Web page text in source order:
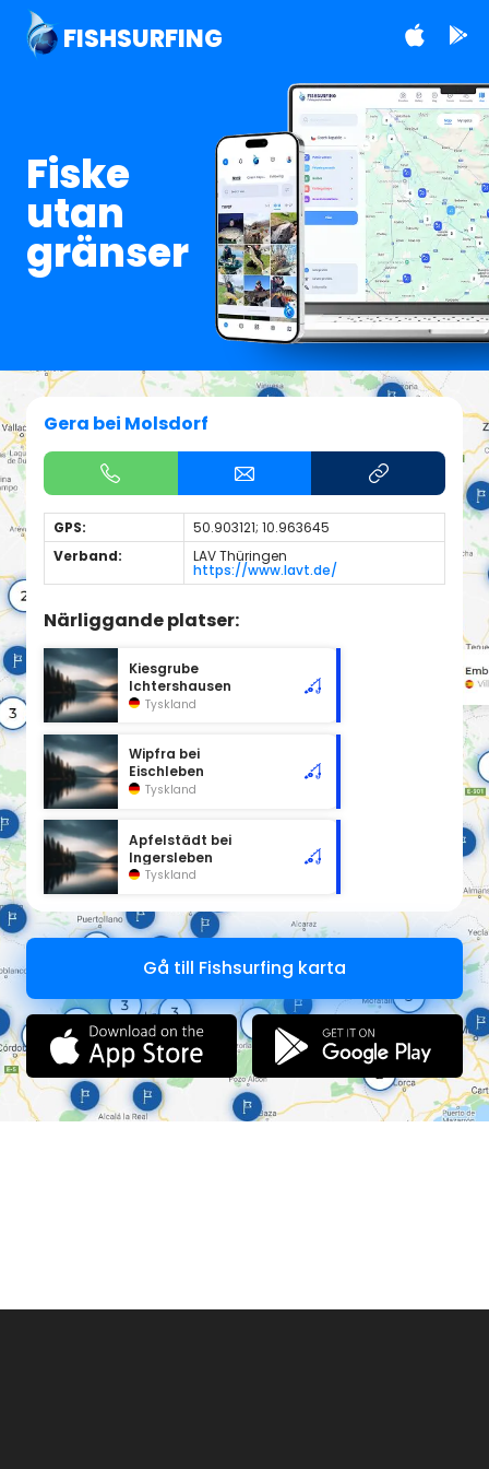
FISHSURFING
Fiske
utan
gränser
Gera bei Molsdorf
GPS:
50.903121; 10.963645
Verband:
LAV Thüringen
https://www.lavt.de/
Närliggande platser:
Kiesgrube
Ichtershausen
Tyskland
Wipfra bei
Eischleben
Tyskland
Apfelstädt bei
Ingersleben
Tyskland
Gå till Fishsurfing karta